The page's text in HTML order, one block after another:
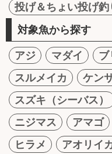
投げ＆ちょい投げ釣
対象魚から探す
アジ マダイ ブ
スルメイカ
ケン
スズキ（シーバス）
ニジマス
アマゴ
ヒラメ
アオリイ